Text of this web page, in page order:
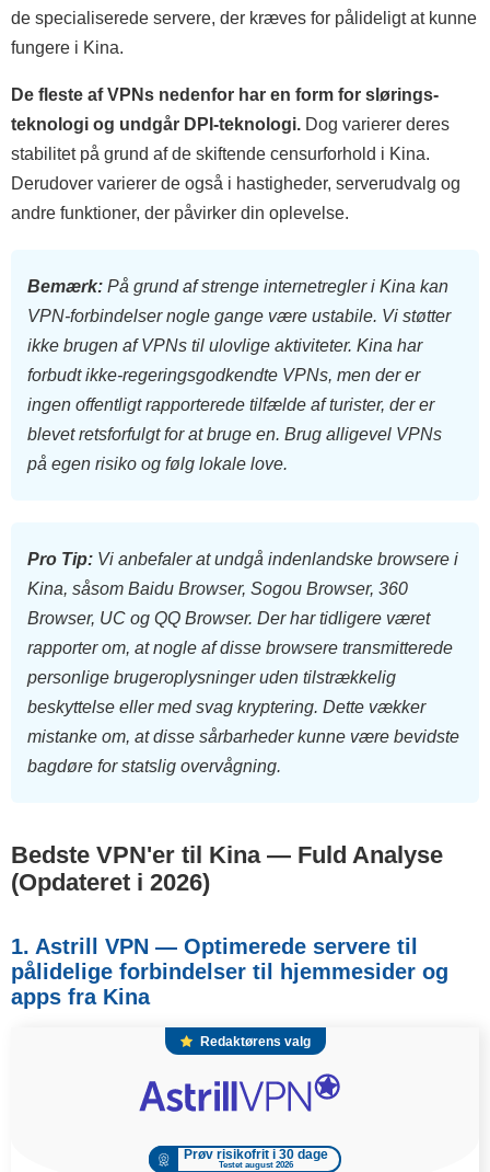
de specialiserede servere, der kræves for pålideligt at kunne
fungere i Kina.
De fleste af VPNs nedenfor har en form for slørings-
teknologi og undgår DPI-teknologi. Dog varierer deres
stabilitet på grund af de skiftende censurforhold i Kina.
Derudover varierer de også i hastigheder, serverudvalg og
andre funktioner, der påvirker din oplevelse.
Bemærk: På grund af strenge internetregler i Kina kan
VPN-forbindelser nogle gange være ustabile. Vi støtter
ikke brugen af VPNs til ulovlige aktiviteter. Kina har
forbudt ikke-regeringsgodkendte VPNs, men der er
ingen offentligt rapporterede tilfælde af turister, der er
blevet retsforfulgt for at bruge en. Brug alligevel VPNs
på egen risiko og følg lokale love.
Pro Tip: Vi anbefaler at undgå indenlandske browsere i
Kina, såsom Baidu Browser, Sogou Browser, 360
Browser, UC og QQ Browser. Der har tidligere været
rapporter om, at nogle af disse browsere transmitterede
personlige brugeroplysninger uden tilstrækkelig
beskyttelse eller med svag kryptering. Dette vækker
mistanke om, at disse sårbarheder kunne være bevidste
bagdøre for statslig overvågning.
Bedste VPN'er til Kina — Fuld Analyse
(Opdateret i 2026)
1. Astrill VPN — Optimerede servere til
pålidelige forbindelser til hjemmesider og
apps fra Kina
Redaktørens valg
Prøv risikofrit i 30 dage
Testet august 2026